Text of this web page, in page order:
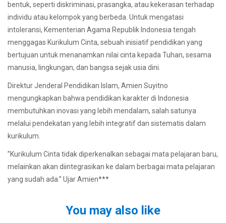
bentuk, seperti diskriminasi, prasangka, atau kekerasan terhadap
individu atau kelompok yang berbeda. Untuk mengatasi
intoleransi, Kementerian Agama Republik Indonesia tengah
menggagas Kurikulum Cinta, sebuah inisiatif pendidikan yang
bertujuan untuk menanamkan nilai cinta kepada Tuhan, sesama
manusia, lingkungan, dan bangsa sejak usia dini.
Direktur Jenderal Pendidikan Islam, Amien Suyitno
mengungkapkan bahwa pendidikan karakter di Indonesia
membutuhkan inovasi yang lebih mendalam, salah satunya
melalui pendekatan yang lebih integratif dan sistematis dalam
kurikulum.
”Kurikulum Cinta tidak diperkenalkan sebagai mata pelajaran baru,
melainkan akan diintegrasikan ke dalam berbagai mata pelajaran
yang sudah ada.” Ujar Amien***
You may also like